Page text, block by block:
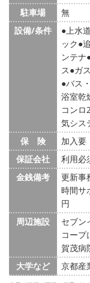
駐車場
無
設備/条件
上水道
ック
ンテナ
ス ガ
バス
浴室乾
コンロ
気シス
保 険
加入要
保証会社
利用
金銭備考
更新
時間サ
円
周辺施設
セブン
コープ
賀茂病
大学など
京都産